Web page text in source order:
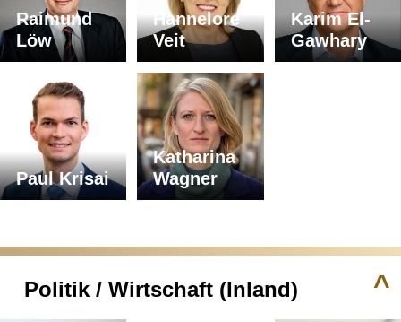
Raimund
Löw
Hannelore
Veit
Karim El-
Gawhary
Paul Krisai
Katharina
Wagner
^
Politik / Wirtschaft (Inland)